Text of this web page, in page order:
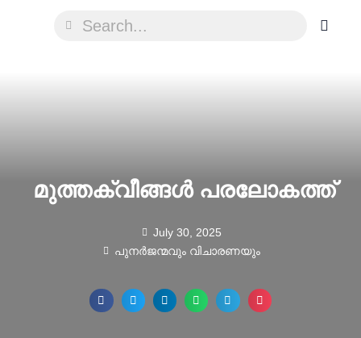
മുത്തക്വീങ്ങൾ പരലോകത്ത്
July 30, 2025
പുനർജന്മവും വിചാരണയും